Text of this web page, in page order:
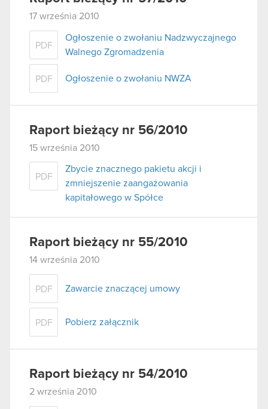
17 września 2010
PDF
Ogłoszenie o zwołaniu Nadzwyczajnego
Walnego Zgromadzenia
PDF Ogłoszenie o zwołaniu NWZA
Raport bieżący nr 56/2010
15 września 2010
PDF
Zbycie znacznego pakietu akcji i
zmniejszenie zaangażowania
kapitałowego w Spółce
Raport bieżący nr 55/2010
14 września 2010
PDF Zawarcie znaczącej umowy
PDF Pobierz załącznik
Raport bieżący nr 54/2010
2 września 2010